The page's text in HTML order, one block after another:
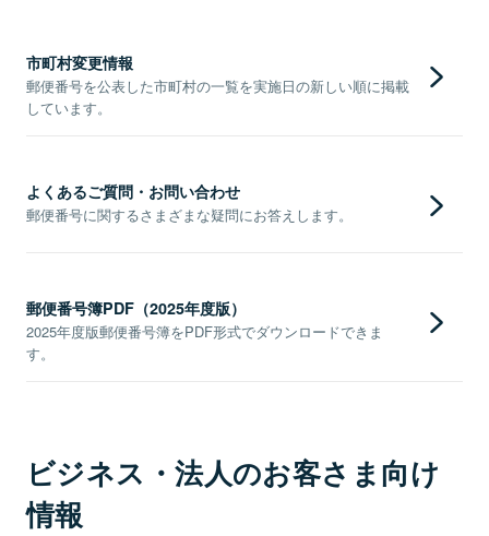
市町村変更情報
郵便番号を公表した市町村の一覧を実施日の新しい順に掲載
しています。
よくあるご質問・お問い合わせ
郵便番号に関するさまざまな疑問にお答えします。
郵便番号簿PDF（2025年度版）
2025年度版郵便番号簿をPDF形式でダウンロードできま
す。
ビジネス・法人のお客さま向け
情報